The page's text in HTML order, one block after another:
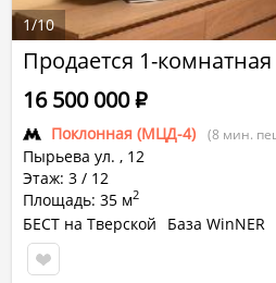
Продается 1-
Поклонная (МЦД-4) (8 мин.
Пырьева ул. , 12
Этаж: 3 / 12
Площадь: 35 м2
16 500 000Р
БЕСТ на Тверской
База WinNER
1/10